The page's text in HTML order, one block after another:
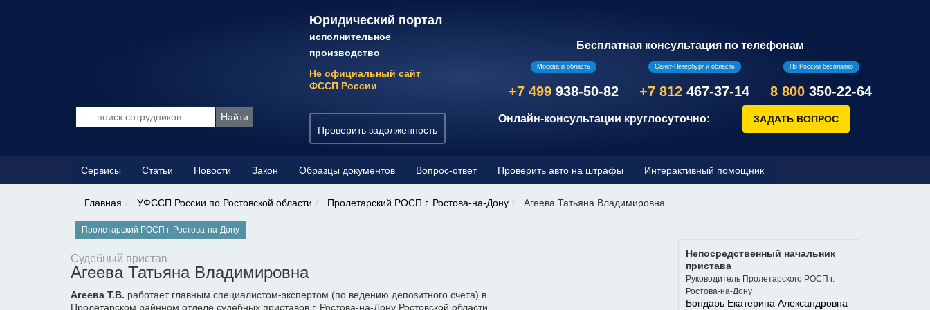
Юридический портал
исполнительное
производство
Не официальный сайт
ФССП России
Проверить задолженность
Бесплатная консультация по телефонам
Москва и область
+7 499 938-50-82
Санкт-Петербург и область
+7 812 467-37-14
По России бесплатно
8 800 350-22-64
Онлайн-консультации круглосуточно:
Сервисы Статьи Новости Закон Образцы документов Вопрос-ответ Проверить авто на штрафы Интерактивный помощник
Главная УФССП России по Ростовской области Пролетарский РОСП г. Ростова-на-Дону Агеева Татьяна Владимировна
Пролетарский РОСП г. Ростова-на-Дону
Судебный пристав
Агеева Татьяна Владимировна
Агеева Т.В. работает главным специалистом-экспертом (по ведению депозитного счета) в
Пролетарском райнном отделе судебных приставов г. Ростова-на-Дону Ростовской области
Непосредственный начальник
пристава
Руководитель Пролетарского РОСП г.
Ростова-на-Дону
Бондарь Екатерина Александровна